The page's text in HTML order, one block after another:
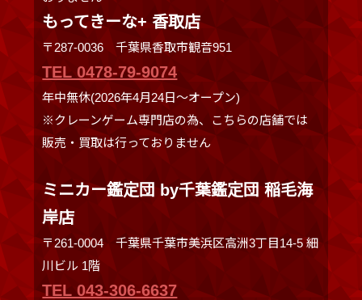
もってきーな+ 香取店
〒287-0036 千葉県香取市観音951
TEL 0478-79-9074
年中無休(2026年4月24日～オープン)
※クレーンゲーム専門店の為、こちらの店舗では
販売・買取は行っておりません
ミニカー鑑定団 by千葉鑑定団 稲毛海
岸店
〒261-0004 千葉県千葉市美浜区高洲3丁目14-5 細
川ビル 1階
TEL 043-306-6637